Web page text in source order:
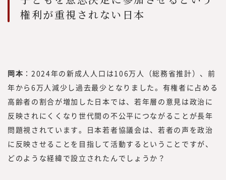
ロフェッショナル人材を活用する企業につい
ての調査・研究も行い、情報を提供していく
した。
また、昨今、オープンイノベーションやリス
キリングに関するお問い合わせや引き合いも
増えていることから、このたび、『みらいワ
ークス総合研究所』にて、外部人材活用や新
規事業、人的資本経営／リスキリング、サス
テナビリティに関する調査・研究、情報を提
供していく事としました。
権利が重視されない日本
岡本 ：2024年の新成人人口は106万人（総務省推計）、前
年から6万人減少し過去最少となりました。有権者に占める
高齢者の割合が増加した日本では、若年層の意見は政治に
反映されにくくなり世代間の不公平につながることが長年
問題視されています。日本若者協議会は、若者の声を政治
に反映させることを目指して活動するということですが、
どのような経緯で設立されたんでしょうか？